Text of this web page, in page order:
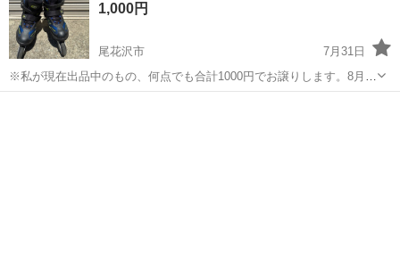
1,000円
尾花沢市
7月31日
※私が現在出品中のもの、何点でも合計1000円でお譲りします。8月7
日までご連絡のない場合は処分しますので、それまでご連絡ください